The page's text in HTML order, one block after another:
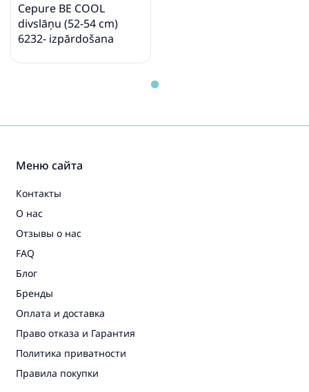
Cepure BE COOL
divslāņu (52-54 cm)
6232- izpārdošana
Меню сайта
Контакты
О нас
Отзывы о нас
FAQ
Блог
Бренды
Оплата и доставка
Право отказа и Гарантия
Политика приватности
Правила покупки